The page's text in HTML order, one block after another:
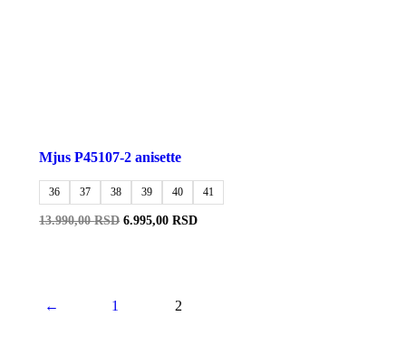
Mjus P45107-2 anisette
36 37 38 39 40 41
13.990,00RSD Originalna
6.995,00RSDTrenutna
← 1 2